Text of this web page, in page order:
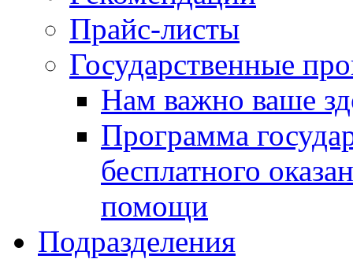
Прайс-листы
Государственные
Нам важно ваше
Программа
бесплатного
помощи
Подразделения